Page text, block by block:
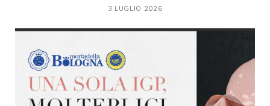
3 LUGLIO 2026